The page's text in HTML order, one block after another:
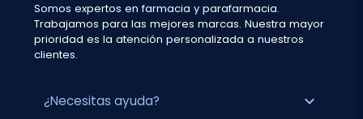
Somos expertos en farmacia y parafarmacia.
Trabajamos para las mejores marcas. Nuestra mayor
prioridad es la atención personalizada a nuestros
clientes.
¿Necesitas ayuda? expand_more